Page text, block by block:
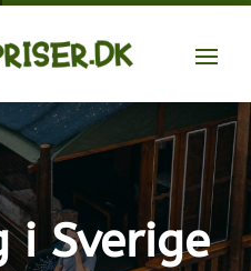
i Sverige